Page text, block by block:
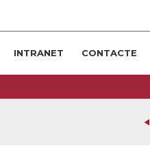
INTRANET CONTACTE